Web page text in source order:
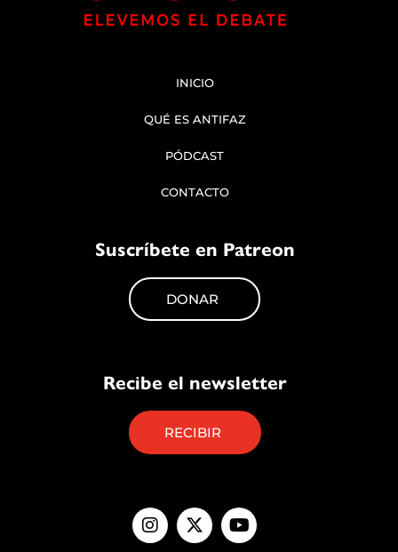
INICIO
QUÉ ES ANTIFAZ
PÓDCAST
CONTACTO
Suscríbete en Patreon
DONAR
Recibe el newsletter
RECIBIR